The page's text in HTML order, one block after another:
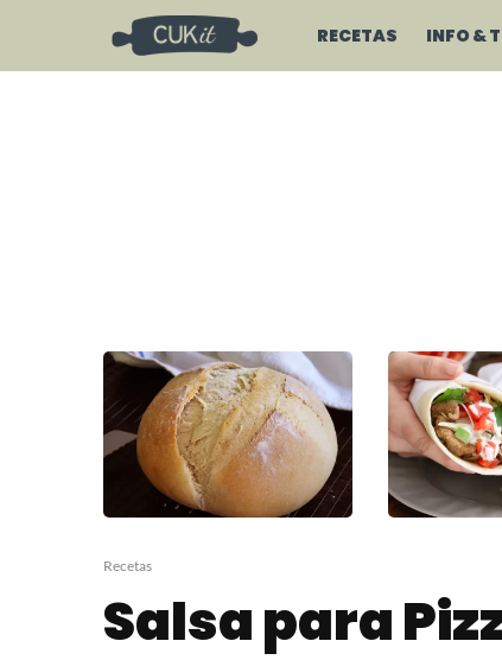
RECETAS INFO &
Recetas
Salsa para